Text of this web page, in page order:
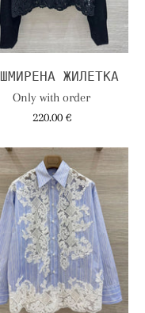
ЖИЛЕТКА
Only with order
220.00 €